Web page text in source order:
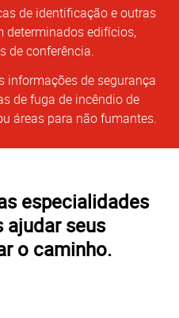
de identificação e outras
determinados edifícios,
de conferência.
informações de segurança
de fuga de incêndio de
áreas para não fumantes.
especialidades
ajudar seus
o caminho.